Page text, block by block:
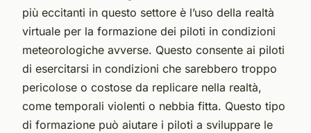
più eccitanti in questo settore è l’uso della realtà
virtuale per la formazione dei piloti in condizioni
meteorologiche avverse. Questo consente ai piloti
di esercitarsi in condizioni che sarebbero troppo
pericolose o costose da replicare nella realtà,
come temporali violenti o nebbia fitta. Questo tipo
di formazione può aiutare i piloti a sviluppare le